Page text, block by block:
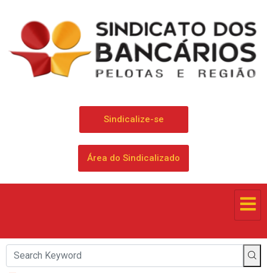
Sindicalize-se
Área do Sindicalizado